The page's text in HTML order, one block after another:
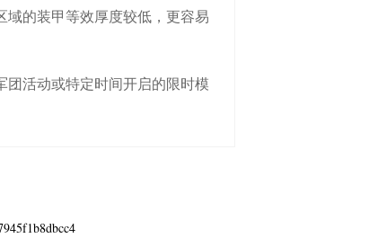
的装甲等效厚度较低，更容易
活动或特定时间开启的限时模